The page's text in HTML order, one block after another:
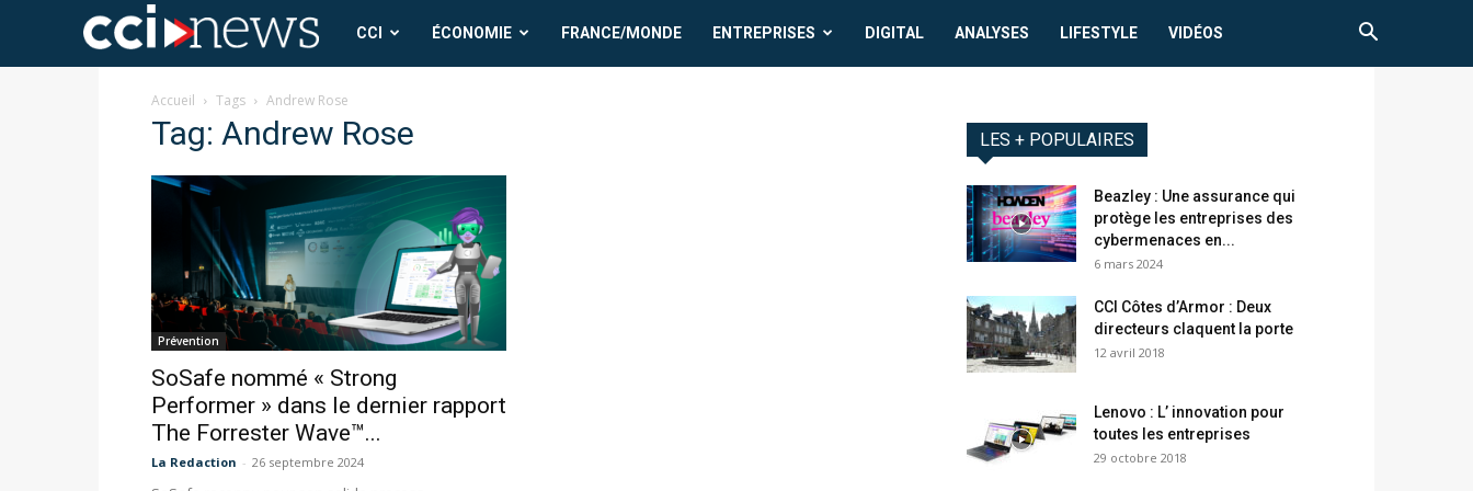
CCI
News
CCI ÉCONOMIE FRANCE/MONDE ENTREPRISES DIGITAL ANALYSES LIFESTYLE VIDÉOS
Accueil Tags Andrew Rose
Tag: Andrew Rose
Prévention
SoSafe nommé « Strong
Performer » dans le dernier rapport
The Forrester Wave™...
La Redaction - 26 septembre 2024
LES + POPULAIRES
Beazley : Une assurance qui
protège les entreprises des
cybermenaces en...
6 mars 2024
CCI Côtes d’Armor : Deux
directeurs claquent la porte
12 avril 2018
Lenovo : L’ innovation pour
toutes les entreprises
29 octobre 2018